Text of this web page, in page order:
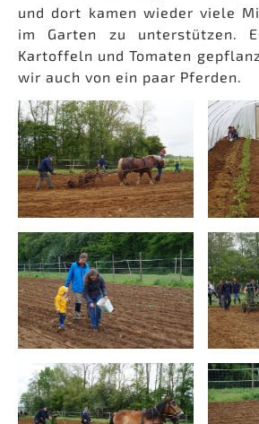
und dort kamen wieder viele
im Garten zu unterstützen.
Kartoffeln und Tomaten
wir auch von ein paar Pferden.